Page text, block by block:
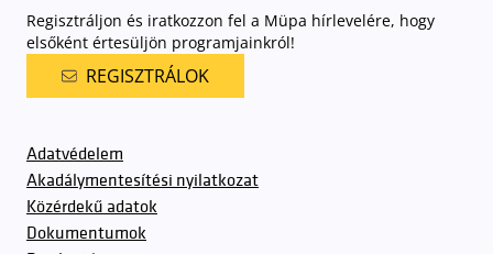
Regisztráljon és iratkozzon fel a Müpa hírlevelére, hogy
elsőként értesüljön programjainkról!
REGISZTRÁLOK
Adatvédelem
Akadálymentesítési nyilatkozat
Közérdekű adatok
Dokumentumok